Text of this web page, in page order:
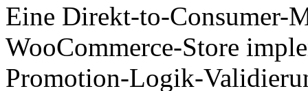
Eine Direkt-to-Consumer-
WooCommerce-Store
Promotion-Logik-